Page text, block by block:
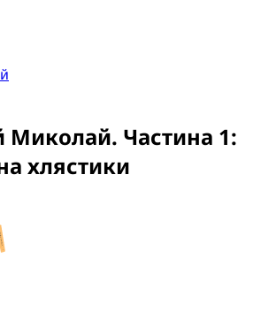
Миколай. Частина 1:
хлястики